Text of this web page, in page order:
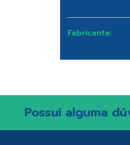
Fabricante:
Possui alguma